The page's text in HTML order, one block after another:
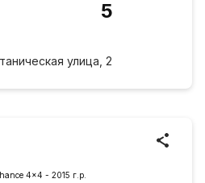
5
улица, 2
4x4 - 2015 г.р.